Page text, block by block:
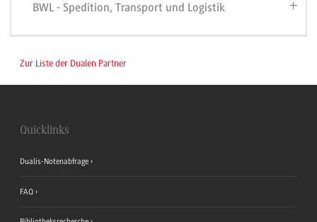
BWL - Spedition, Transport und Logistik
Zur Liste der Dualen Partner
Quicklinks
Dualis-Notenabfrage
FAQ